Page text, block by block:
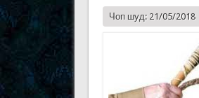
Чоп шуд: 21/05/2018